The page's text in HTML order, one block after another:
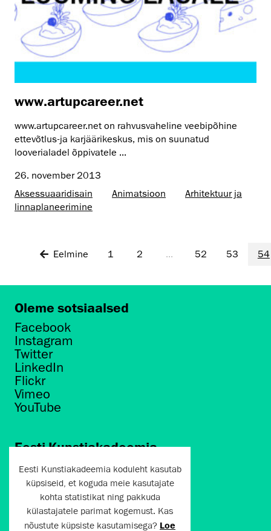
www.artupcareer.net
www.artupcareer.net on rahvusvaheline veebipõhine
ettevõtlus-ja karjäärikeskus, mis on suunatud
looverialadel õppivatele ...
26. november 2013
Aksessuaaridisain
Animatsioon
Arhitektuur ja
linnaplaneerimine
Eelmine 1 2 ... 52 53 54
Oleme sotsiaalsed
Facebook
Instagram
Twitter
LinkedIn
Flickr
Vimeo
YouTube
Eesti Kunstiakadeemia
Põhja puiestee 7
Tallinn 10412
artun@artun.ee
+372 6267301
Eesti Kunstiakadeemia koduleht kasutab
küpsiseid, et koguda meie kasutajate
kohta statistikat ning pakkuda
külastajatele parimat kogemust. Kas
nõustute küpsiste kasutamisega? Loe